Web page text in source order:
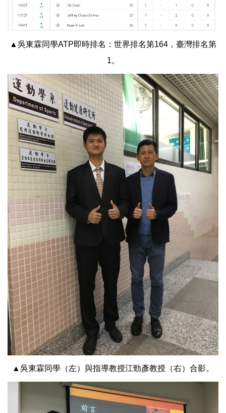
▲吳東霖同學ATP即時排名：世界排名第164，臺灣排名第
1。
▲吳東霖同學（左）與指導教授江勁彥教授（右）合影。